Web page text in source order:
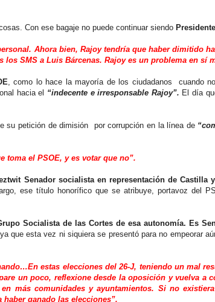
Con ese bagaje no puede continuar siendo
Ahora bien, Rajoy tendría que haber dimitido
SMS a Luis Bárcenas. Rajoy es un problema en sí
, como lo hace la mayoría de los ciudadanos cuando
hacia el “indecente e irresponsable Rajoy”. El día
su petición de dimisión por corrupción en la línea de
toma el PSOE, y es votar que no”.
Senador socialista en representación de Castilla
ese título honorífico que se atribuye, portavoz del
Socialista de las Cortes de esa autonomía. Es
que esta vez ni siquiera se presentó para no empeorar
estas elecciones del 26-J, teniendo un mal
un poco, reflexione desde la oposición y vuelva a
más comunidades y ayuntamientos. Si no
ganado las elecciones”.